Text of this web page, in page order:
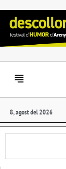
8, agost del 2026